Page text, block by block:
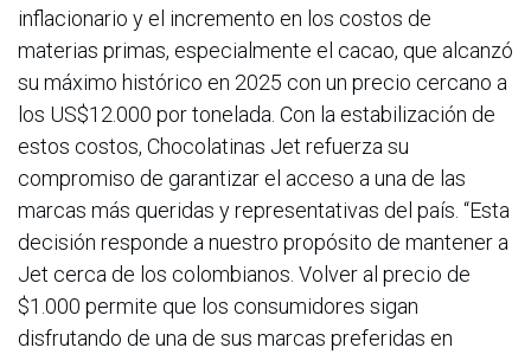
inflacionario y el incremento en los costos de
materias primas, especialmente el cacao, que alcanzó
su máximo histórico en 2025 con un precio cercano a
los US$12.000 por tonelada. Con la estabilización de
estos costos, Chocolatinas Jet refuerza su
compromiso de garantizar el acceso a una de las
marcas más queridas y representativas del país. “Esta
decisión responde a nuestro propósito de mantener a
Jet cerca de los colombianos. Volver al precio de
$1.000 permite que los consumidores sigan
disfrutando de una de sus marcas preferidas en